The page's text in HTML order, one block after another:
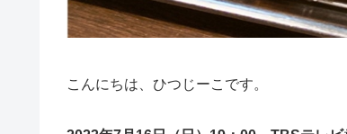
こんにちは、ひつじーこです。